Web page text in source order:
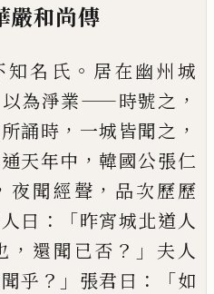
嚴和尚傳
知名氏 。 居在幽州城
以為淨業——時號之 ，
誦時 ， 一城皆聞之 ，
天年中 ， 韓國公張仁
夜聞經聲 ， 品次歷歷
曰 ：「昨宵城北道人
， 還聞已否 ？」 夫人
乎 ？」 張君曰 ：「如